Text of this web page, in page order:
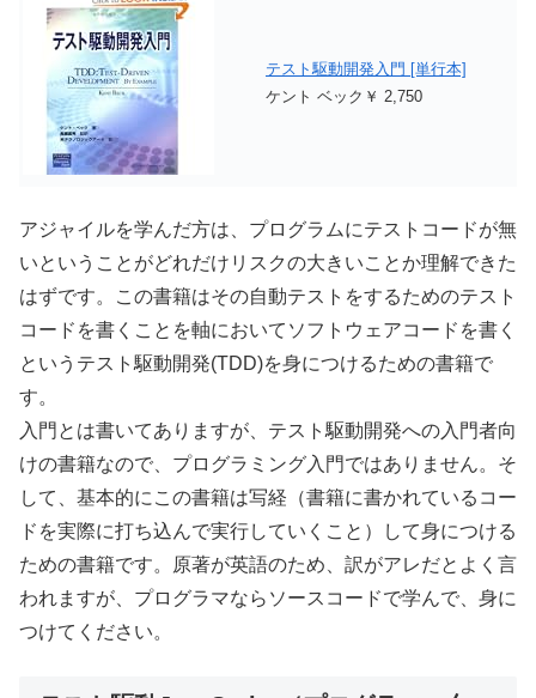
テスト駆動開発入門 [単行本]
ケント ベック￥ 2,750
アジャイルを学んだ方は、プログラムにテストコードが無
いということがどれだけリスクの大きいことか理解できた
はずです。この書籍はその自動テストをするためのテスト
コードを書くことを軸においてソフトウェアコードを書く
というテスト駆動開発(TDD)を身につけるための書籍で
す。
入門とは書いてありますが、テスト駆動開発への入門者向
けの書籍なので、プログラミング入門ではありません。そ
して、基本的にこの書籍は写経（書籍に書かれているコー
ドを実際に打ち込んで実行していくこと）して身につける
ための書籍です。原著が英語のため、訳がアレだとよく言
われますが、プログラマならソースコードで学んで、身に
つけてください。